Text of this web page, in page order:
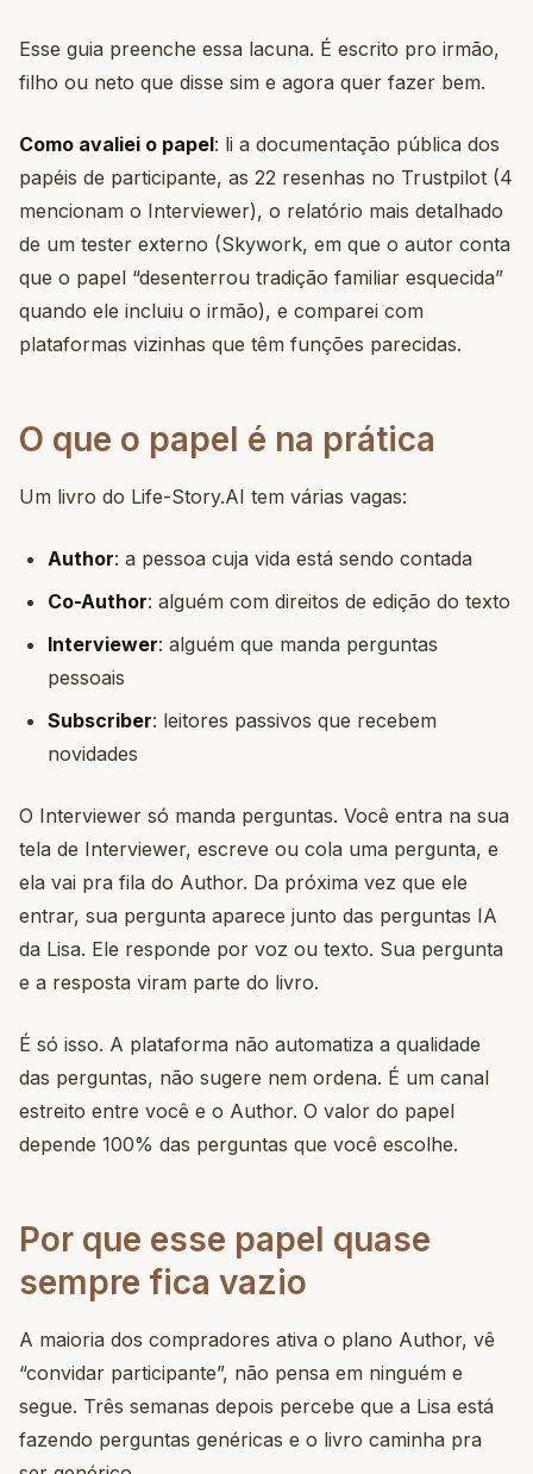
Esse guia preenche essa lacuna. É escrito pro irmão,
filho ou neto que disse sim e agora quer fazer bem.
Como avaliei o papel: li a documentação pública dos
papéis de participante, as 22 resenhas no Trustpilot (4
mencionam o Interviewer), o relatório mais detalhado
de um tester externo (Skywork, em que o autor conta
que o papel “desenterrou tradição familiar esquecida”
quando ele incluiu o irmão), e comparei com
plataformas vizinhas que têm funções parecidas.
O que o papel é na prática
Um livro do Life-Story.AI tem várias vagas:
Author: a pessoa cuja vida está sendo contada
Co-Author: alguém com direitos de edição do texto
Interviewer: alguém que manda perguntas
pessoais
Subscriber: leitores passivos que recebem
novidades
O Interviewer só manda perguntas. Você entra na sua
tela de Interviewer, escreve ou cola uma pergunta, e
ela vai pra fila do Author. Da próxima vez que ele
entrar, sua pergunta aparece junto das perguntas IA
da Lisa. Ele responde por voz ou texto. Sua pergunta
e a resposta viram parte do livro.
É só isso. A plataforma não automatiza a qualidade
das perguntas, não sugere nem ordena. É um canal
estreito entre você e o Author. O valor do papel
depende 100% das perguntas que você escolhe.
Por que esse papel quase
sempre fica vazio
A maioria dos compradores ativa o plano Author, vê
“convidar participante”, não pensa em ninguém e
segue. Três semanas depois percebe que a Lisa está
fazendo perguntas genéricas e o livro caminha pra